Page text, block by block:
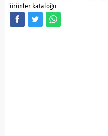
ürünler kataloğu